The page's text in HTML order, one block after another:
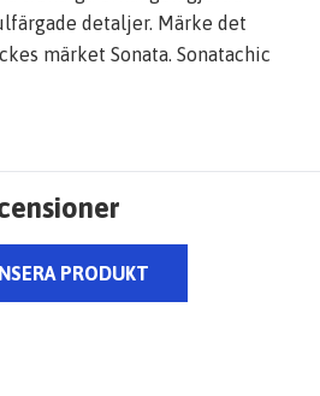
detaljer. Märke det
märket Sonata. Sonatachic
PRODUKT